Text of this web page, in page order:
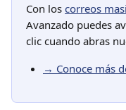
Con los correos
Avanzado puedes
clic cuando abras
→ Conoce más